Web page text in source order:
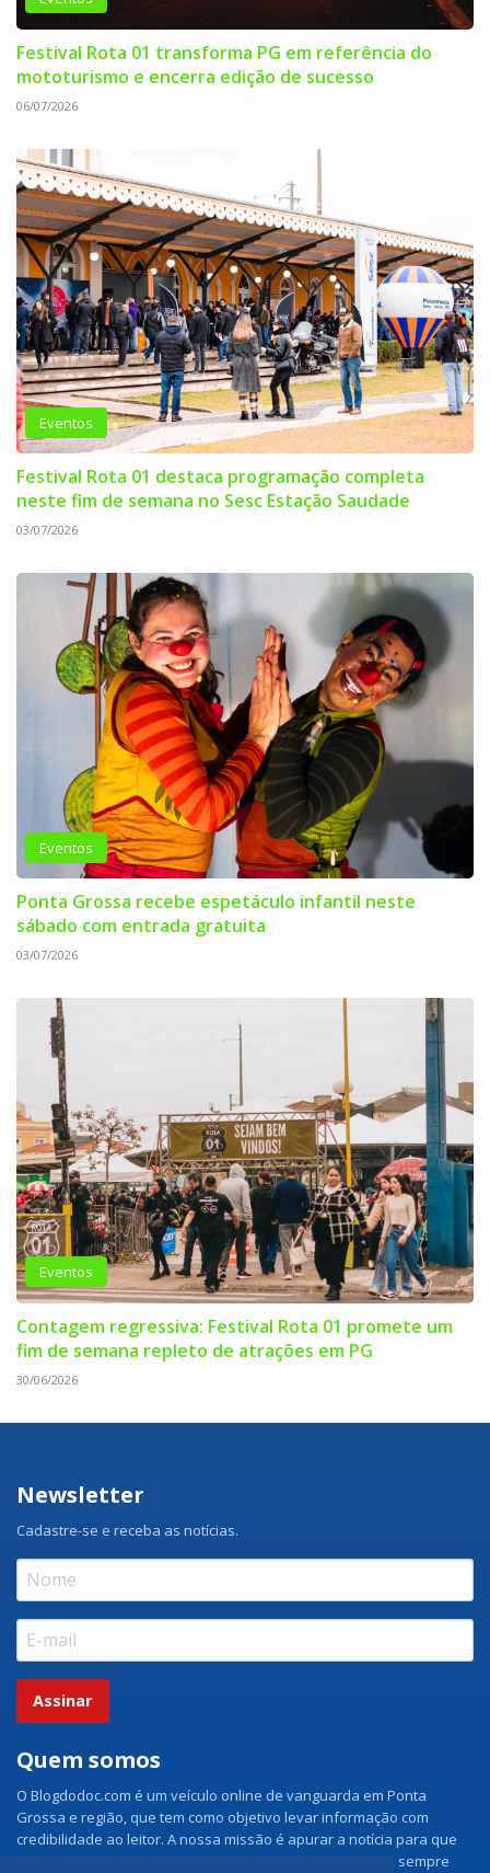
Festival Rota 01 transforma PG em referência do
mototurismo e encerra edição de sucesso
06/07/2026
Eventos
Festival Rota 01 destaca programação completa
neste fim de semana no Sesc Estação Saudade
03/07/2026
Eventos
Ponta Grossa recebe espetáculo infantil neste
sábado com entrada gratuita
03/07/2026
Eventos
Contagem regressiva: Festival Rota 01 promete um
fim de semana repleto de atrações em PG
30/06/2026
Newsletter
Cadastre-se e receba as notícias.
Assinar
Quem somos
O Blogdodoc.com é um veículo online de vanguarda em Ponta
Grossa e região, que tem como objetivo levar informação com
credibilidade ao leitor. A nossa missão é apurar a notícia para que
nossos leitores tenham acesso aos fatos como eles são, sempre